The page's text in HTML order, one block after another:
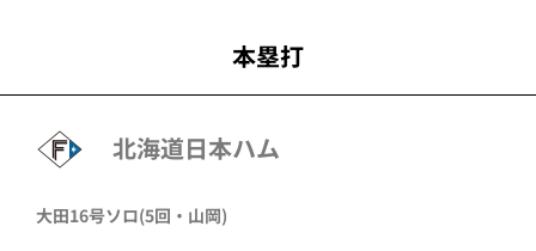
本塁打
北海道日本ハム
大田16号ソロ(5回・ 山岡)